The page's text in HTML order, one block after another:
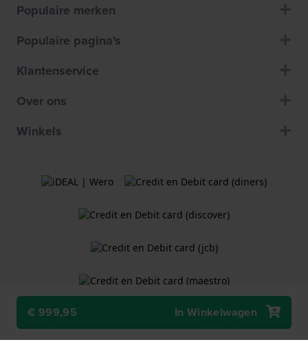
€ 999,95 In Winkelwagen
Populaire merken
Populaire pagina's
Klantenservice
Over ons
Winkels